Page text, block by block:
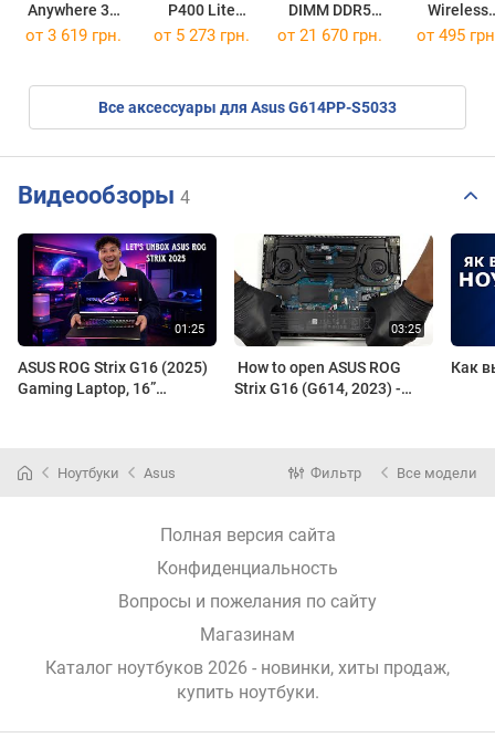
Anywhere 3S
for Mac
P400 Lite
P400LP500GM28H
DIMM DDR5
1x32GB
Wireless
Mouse
от 3 619 грн. от 5 273 грн. от 21 670 грн. от 495
Все аксессуары для Asus G614PP-S5033
Видеообзоры 4
ASUS ROG Strix G16 (2025)
Gaming Laptop, 16”
️ How to open ASUS ROG
Strix G16 (G614, 2023) -
Как
Ноутбуки Asus Фильтр Все модели
Полная версия сайта
Конфиденциальность
Вопросы и пожелания по сайту
Магазинам
Каталог ноутбуков 2026 - новинки, хиты продаж,
купить ноутбуки.